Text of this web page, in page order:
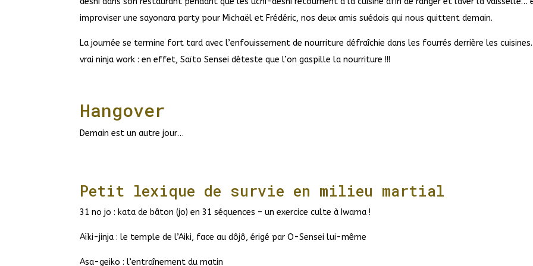
improviser une sayonara party pour Michaël et Frédéric, nos deux amis suédois qui nous quittent demain.
La journée se termine fort tard avec l’enfouissement de nourriture défraîchie dans les fourrés derrière les cuisines.
vrai ninja work : en effet, Saïto Sensei déteste que l’on gaspille la nourriture !!!
Hangover
Demain est un autre jour…
Petit lexique de survie en milieu martial
31 no jo : kata de bâton (jo) en 31 séquences – un exercice culte à Iwama !
Aïki-jinja : le temple de l’Aiki, face au dôjô, érigé par O-Sensei lui-même
Asa-geiko : l’entraînement du matin